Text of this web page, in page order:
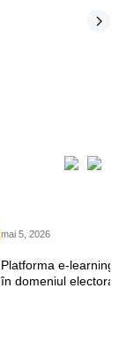
mai 5, 2026
Platforma e-
în domeniul electoral